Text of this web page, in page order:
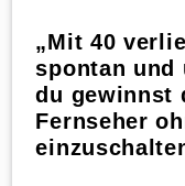
„Mit 40
spontan und
du gewinnst
Fernseher